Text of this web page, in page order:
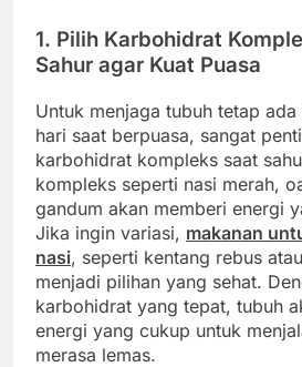
1. Pilih Karbohidrat
Sahur agar Kuat Puasa
Untuk menjaga tubuh tetap
hari saat berpuasa, sangat
karbohidrat kompleks saat
kompleks seperti nasi merah,
gandum akan memberi energi
Jika ingin variasi, makanan
nasi, seperti kentang rebus
menjadi pilihan yang sehat.
karbohidrat yang tepat, tubuh
energi yang cukup untuk
merasa lemas.